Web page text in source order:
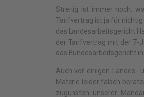
Streitig ist immer noch,
Tarifvertrag ist ja für
das Landesarbeitsgericht
der Tarifvertrag mit der 7-
das Bundesarbeitsgericht
Auch vor einigen Landes-
Materie leider falsch
zugunsten unserer